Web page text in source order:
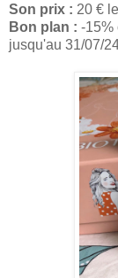
Son prix : 20 €
Bon plan : -15%
jusqu'au 31/07/